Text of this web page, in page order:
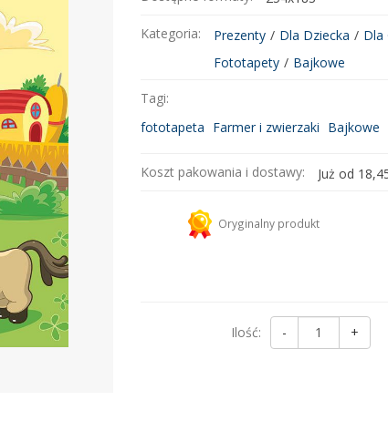
Kategoria: Prezenty / Dla Dziecka / Dla
Fototapety / Bajkowe
Tagi:
fototapeta Farmer i zwierzaki Bajkowe
Koszt pakowania i dostawy: Już od
Kurier DHL
Dodaj więcej produktów do koszyka i zapłać
Oryginalny produkt
Ilość: - +